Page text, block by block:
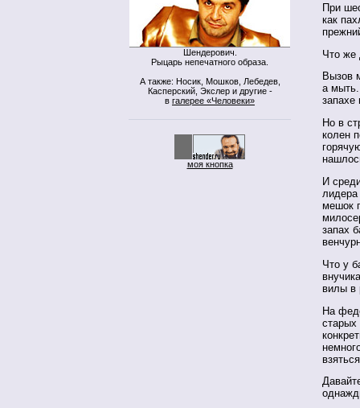
Шендерович.
Рыцарь непечатного образа.
А также: Носик, Мошков, Лебедев,
Касперский, Экслер и другие -
в галерее «Человеки»
моя кнопка
При
как
Что же
Вызов
а мыть.
запахе
Но в
колен
И
лидера
мешок
запах
Что у
вилы в
На
старых